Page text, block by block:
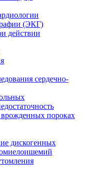
(ЭКГ)
действии
сердечно-
пороках
дискогенных